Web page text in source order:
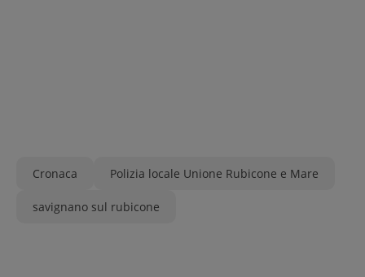
Cronaca Polizia locale Unione Rubicone e Mare
savignano sul rubicone